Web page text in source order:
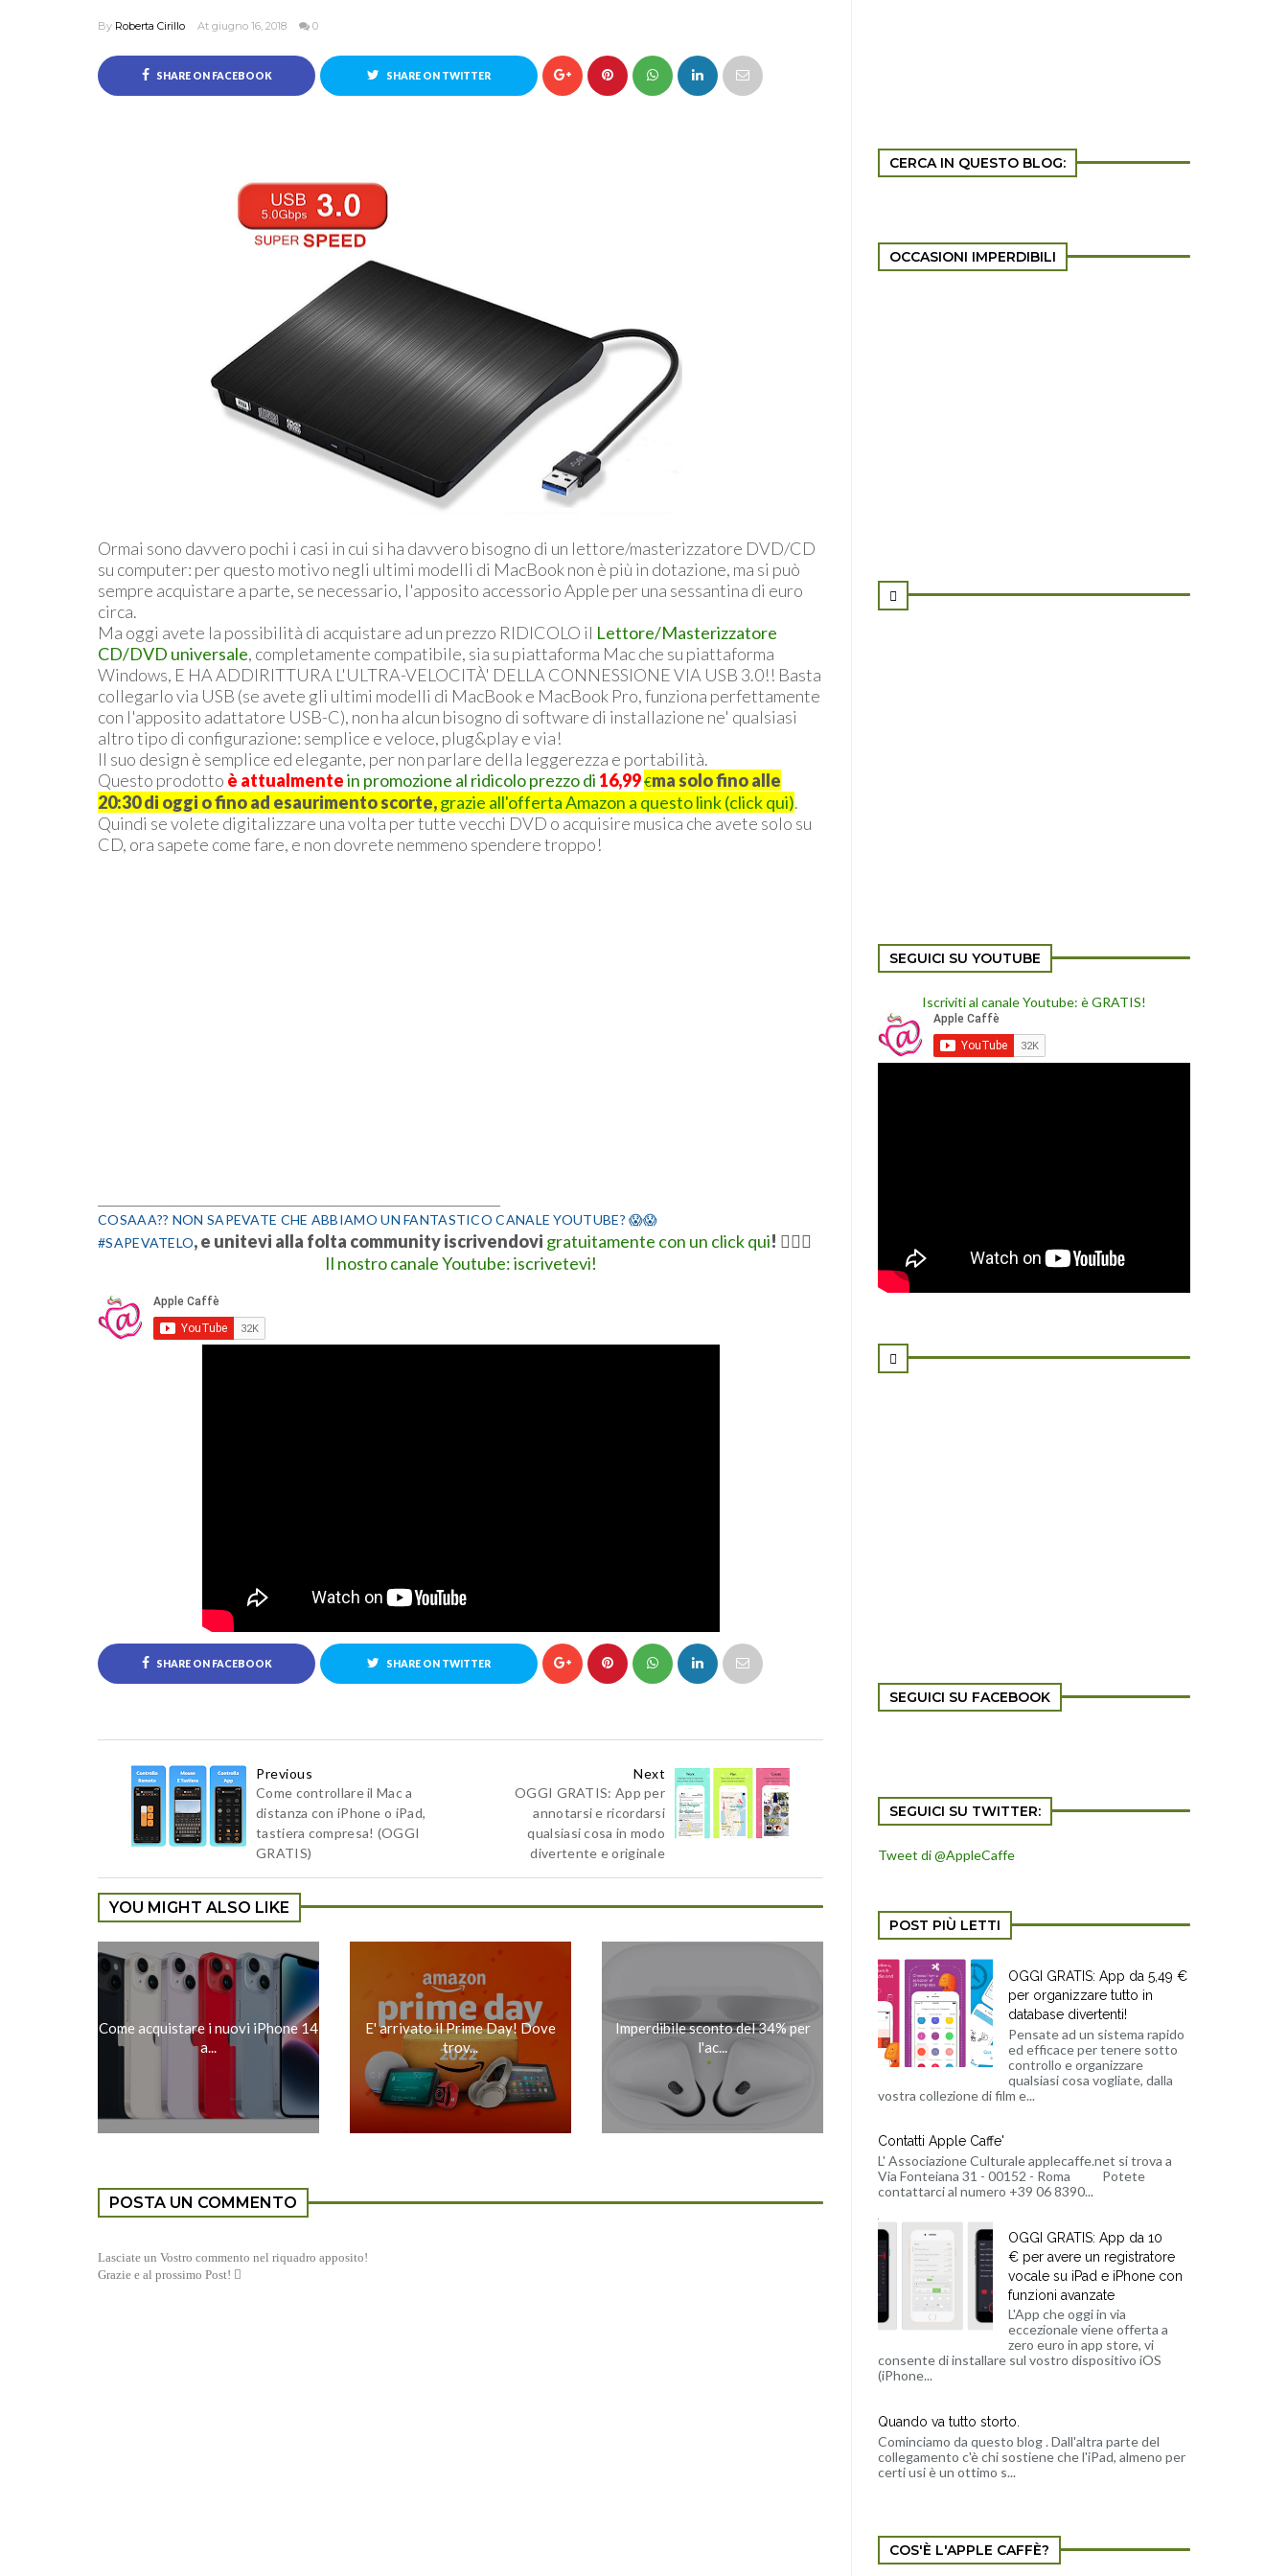
By Roberta Cirillo At giugno 16, 2018 0
SHARE ON FACEBOOK SHARE ON TWITTER
Ormai sono davvero pochi i casi in cui si ha davvero bisogno di un lettore/masterizzatore DVD/CD
su computer: per questo motivo negli ultimi modelli di MacBook non è più in dotazione, ma si può
sempre acquistare a parte, se necessario, l'apposito accessorio Apple per una sessantina di euro
circa.
Ma oggi avete la possibilità di acquistare ad un prezzo RIDICOLO il Lettore/Masterizzatore
CD/DVD universale, completamente compatibile, sia su piattaforma Mac che su piattaforma
Windows, E HA ADDIRITTURA L'ULTRA-VELOCITÀ' DELLA CONNESSIONE VIA USB 3.0!! Basta
collegarlo via USB (se avete gli ultimi modelli di MacBook e MacBook Pro, funziona perfettamente
con l'apposito adattatore USB-C), non ha alcun bisogno di software di installazione ne' qualsiasi
altro tipo di configurazione: semplice e veloce, plug&play e via!
Il suo design è semplice ed elegante, per non parlare della leggerezza e portabilità.
Questo prodotto è attualmentein promozione al ridicolo prezzo di 16,99€ma solo fino alle
20:30 di oggi o fino ad esaurimento scorte,grazie all'offerta Amazon a questo link (click qui).
Quindi se volete digitalizzare una volta per tutte vecchi DVD o acquisire musica che avete solo su
CD, ora sapete come fare, e non dovrete nemmeno spendere troppo!
COSAAA?? NON SAPEVATE CHE ABBIAMO UN FANTASTICO CANALE YOUTUBE? 😱😱
#SAPEVATELO, e unitevi alla folta community iscrivendovi gratuitamente con un click qui! 👍🏻💋
Il nostro canale Youtube: iscrivetevi!
SHARE ON FACEBOOK SHARE ON TWITTER
Next
OGGI GRATIS: App per
annotarsi e ricordarsi
qualsiasi cosa in modo
divertente e originale
Previous
Come controllare il Mac a
distanza con iPhone o iPad,
tastiera compresa! (OGGI
GRATIS)
YOU MIGHT ALSO LIKE
Come acquistare i nuovi iPhone 14
a...
E' arrivato il Prime Day! Dove
trov...
Imperdibile sconto del 34% per
l'ac...
POSTA UN COMMENTO
Lasciate un Vostro commento nel riquadro apposito!
Grazie e al prossimo Post! 
CERCA IN QUESTO BLOG:
OCCASIONI IMPERDIBILI

SEGUICI SU YOUTUBE
Iscriviti al canale Youtube: è GRATIS!

SEGUICI SU FACEBOOK
SEGUICI SU TWITTER:
Tweet di @AppleCaffe
POST PIÙ LETTI
OGGI GRATIS: App da 5,49 €
per organizzare tutto in
database divertenti!
Pensate ad un sistema rapido
ed efficace per tenere sotto
controllo e organizzare
qualsiasi cosa vogliate, dalla
vostra collezione di film e...
Contatti Apple Caffe'
L' Associazione Culturale applecaffe.net si trova a
Via Fonteiana 31 - 00152 - Roma Potete
contattarci al numero +39 06 8390...
OGGI GRATIS: App da 10
€ per avere un registratore
vocale su iPad e iPhone con
funzioni avanzate
L'App che oggi in via
eccezionale viene offerta a
zero euro in app store, vi
consente di installare sul vostro dispositivo iOS
(iPhone...
Quando va tutto storto.
Cominciamo da questo blog . Dall'altra parte del
collegamento c'è chi sostiene che l'iPad, almeno per
certi usi è un ottimo s...
COS'È L'APPLE CAFFÈ?